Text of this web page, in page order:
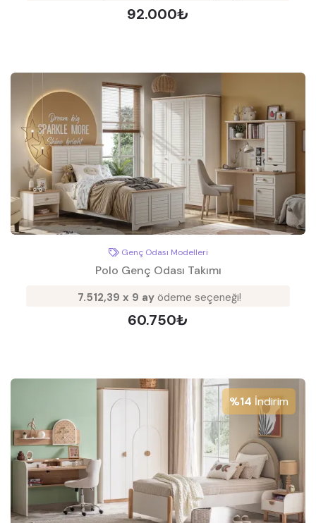
92.000₺
Genç Odası Modelleri
Polo Genç Odası Takımı
7.512,39 x 9 ayödeme seçeneği!
60.750₺
%14 İndirim